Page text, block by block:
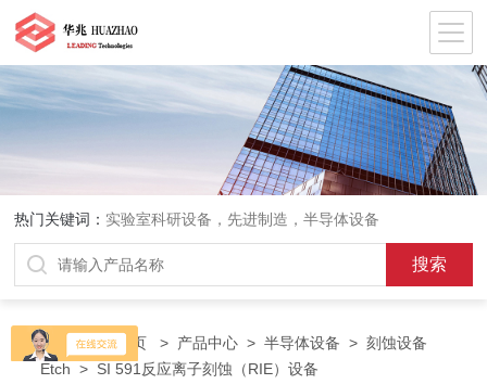
热门关键词： 实验室科研设备，先进制造，半导体设备
当前位置：首页 > 产品中心 >半导体设备 >刻蚀设备
Etch > SI 591反应离子刻蚀（RIE）设备